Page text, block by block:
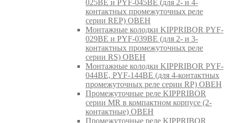
025BE и PYF-045BE (для 2- и 4-
контактных промежуточных реле
серии REP) ОВЕН
Монтажные колодки KIPPRIBOR PYF-
029BE и PYF-039BE (для 2- и 3-
контактных промежуточных реле
серии RS) ОВЕН
Монтажные колодки KIPPRIBOR PYF-
044BE, PYF-144BE (для 4-контактных
промежуточных реле серии RP) ОВЕН
Промежуточные реле KIPPRIBOR
серии MR в компактном корпусе (2-
контактные) ОВЕН
Промежуточные реле KIPPRIBOR